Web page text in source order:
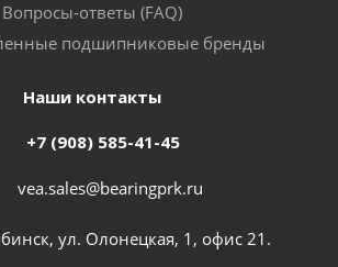
Вопросы-ответы (FAQ)
подшипниковые бренды
Наши контакты
+7 (908) 585-41-45
vea.sales@bearingprk.ru
ул. Олонецкая, 1, офис 21.